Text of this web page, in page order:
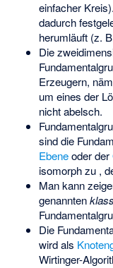
einfacher
dadurch
herumläuft (z.
Die
Erzeugern,
um eines der
nicht abelsch.
sind die
Ebeneoder der
isomorph zu ,
Man kann
genannten
Die
wird als
Wirtinger-